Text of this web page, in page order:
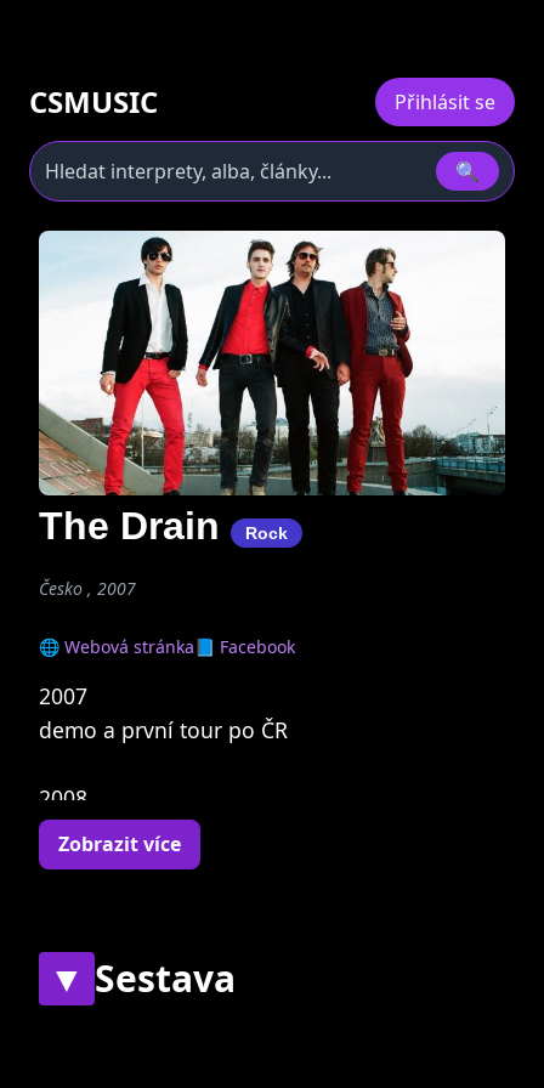
CSMUSIC Přihlásit se
🔍
The Drain Rock
Česko , 2007
🌐 Webová stránka📘 Facebook
2007
demo a první tour po ČR
2008
druhé demo a cca 40 koncertů v českých
klubech a na festivalech
tour s londýnskou kapelou The Foxes
Zobrazit více
▼ Sestava